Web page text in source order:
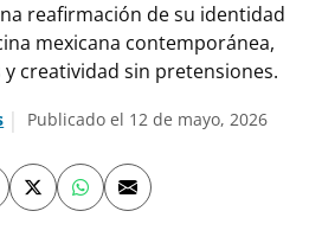
reafirmación de su identidad
mexicana contemporánea,
creatividad sin pretensiones.
Publicado el 12 de mayo, 2026